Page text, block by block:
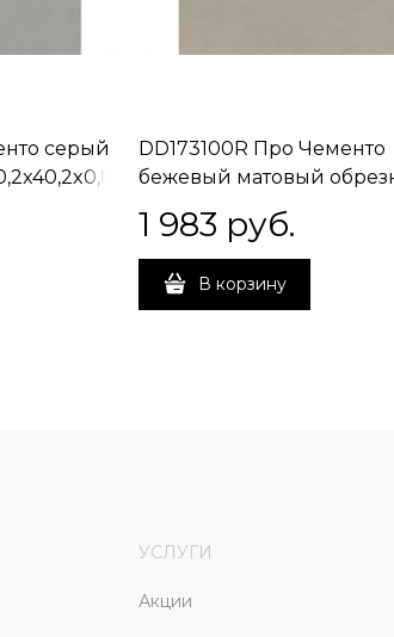
серый
DD173100R Про Чементо
бежевый матовый
1 983 руб.
В корзину
УСЛУГИ
Акции